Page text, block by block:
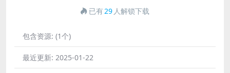
已有29 人解锁下载
包含资源: (1个)
最近更新: 2025-01-22